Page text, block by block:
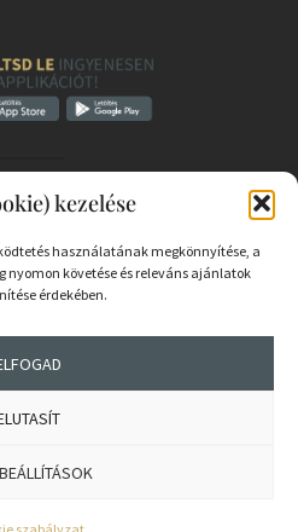
kezelése
használatának megkönnyítése, a
nyomon követése és releváns ajánlatok
érdekében.